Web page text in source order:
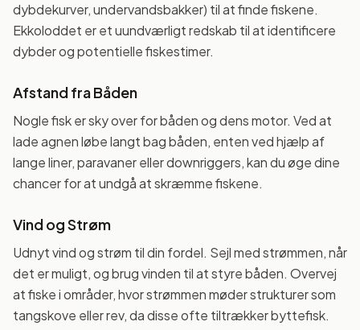
dybdekurver, undervandsbakker) til at finde fiskene.
Ekkoloddet er et uundværligt redskab til at identificere
dybder og potentielle fiskestimer.
Afstand fra Båden
Nogle fisk er sky over for båden og dens motor. Ved at
lade agnen løbe langt bag båden, enten ved hjælp af
lange liner, paravaner eller downriggers, kan du øge dine
chancer for at undgå at skræmme fiskene.
Vind og Strøm
Udnyt vind og strøm til din fordel. Sejl med strømmen, når
det er muligt, og brug vinden til at styre båden. Overvej
at fiske i områder, hvor strømmen møder strukturer som
tangskove eller rev, da disse ofte tiltrækker byttefisk.